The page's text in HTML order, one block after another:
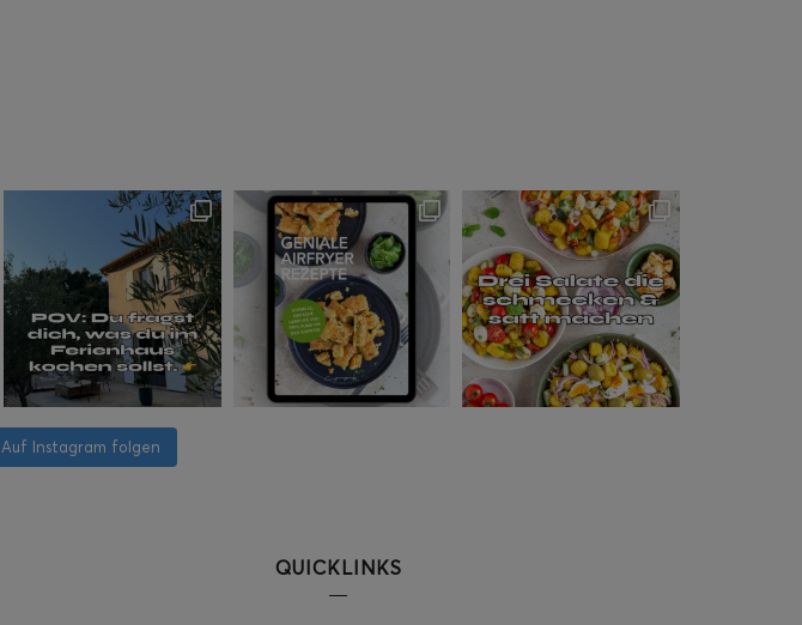
Auf Instagram folgen
QUICKLINKS